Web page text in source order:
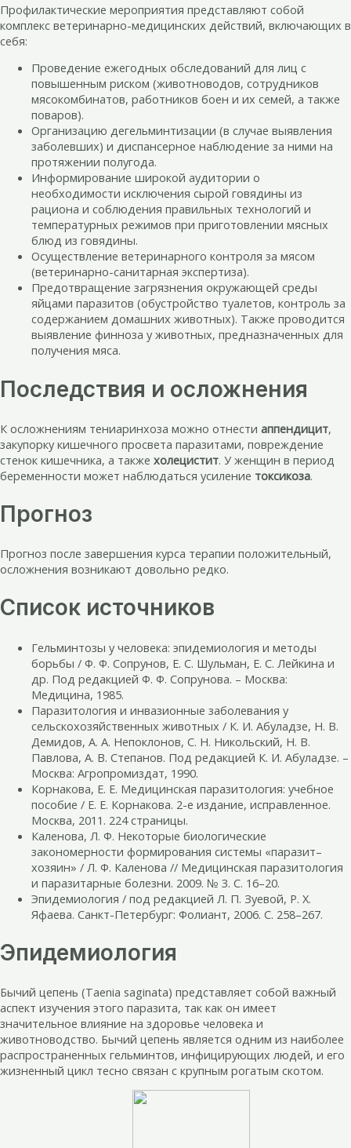
Профилактические мероприятия представляют собой
комплекс ветеринарно-медицинских действий, включающих в
себя:
Проведение ежегодных обследований для лиц с
повышенным риском (животноводов, сотрудников
мясокомбинатов, работников боен и их семей, а также
поваров).
Организацию дегельминтизации (в случае выявления
заболевших) и диспансерное наблюдение за ними на
протяжении полугода.
Информирование широкой аудитории о
необходимости исключения сырой говядины из
рациона и соблюдения правильных технологий и
температурных режимов при приготовлении мясных
блюд из говядины.
Осуществление ветеринарного контроля за мясом
(ветеринарно-санитарная экспертиза).
Предотвращение загрязнения окружающей среды
яйцами паразитов (обустройство туалетов, контроль за
содержанием домашних животных). Также проводится
выявление финноза у животных, предназначенных для
получения мяса.
Последствия и осложнения
К осложнениям тениаринхоза можно отнести аппендицит,
закупорку кишечного просвета паразитами, повреждение
стенок кишечника, а также холецистит. У женщин в период
беременности может наблюдаться усиление токсикоза.
Прогноз
Прогноз после завершения курса терапии положительный,
осложнения возникают довольно редко.
Список источников
Гельминтозы у человека: эпидемиология и методы
борьбы / Ф. Ф. Сопрунов, Е. С. Шульман, Е. С. Лейкина и
др. Под редакцией Ф. Ф. Сопрунова. – Москва:
Медицина, 1985.
Паразитология и инвазионные заболевания у
сельскохозяйственных животных / К. И. Абуладзе, Н. В.
Демидов, А. А. Непоклонов, С. Н. Никольский, Н. В.
Павлова, А. В. Степанов. Под редакцией К. И. Абуладзе. –
Москва: Агропромиздат, 1990.
Корнакова, Е. Е. Медицинская паразитология: учебное
пособие / Е. Е. Корнакова. 2-е издание, исправленное.
Москва, 2011. 224 страницы.
Каленова, Л. Ф. Некоторые биологические
закономерности формирования системы «паразит–
хозяин» / Л. Ф. Каленова // Медицинская паразитология
и паразитарные болезни. 2009. № 3. С. 16–20.
Эпидемиология / под редакцией Л. П. Зуевой, Р. Х.
Яфаева. Санкт-Петербург: Фолиант, 2006. С. 258–267.
Эпидемиология
Бычий цепень (Taenia saginata) представляет собой важный
аспект изучения этого паразита, так как он имеет
значительное влияние на здоровье человека и
животноводство. Бычий цепень является одним из наиболее
распространенных гельминтов, инфицирующих людей, и его
жизненный цикл тесно связан с крупным рогатым скотом.